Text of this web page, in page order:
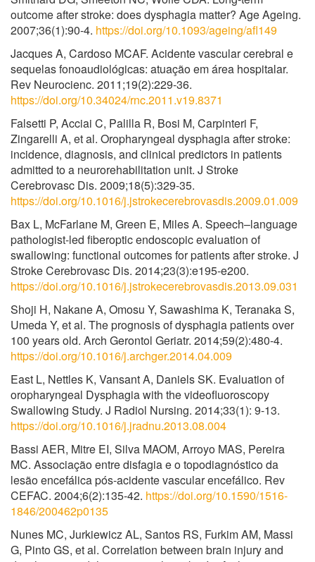
outcome after stroke: does dysphagia matter? Age Ageing.
2007;36(1):90-4. https://doi.org/10.1093/ageing/afl149
Jacques A, Cardoso MCAF. Acidente vascular cerebral e
sequelas fonoaudiológicas: atuação em área hospitalar.
Rev Neurocienc. 2011;19(2):229-36.
https://doi.org/10.34024/rnc.2011.v19.8371
Falsetti P, Acciai C, Palilla R, Bosi M, Carpinteri F,
Zingarelli A, et al. Oropharyngeal dysphagia after stroke:
incidence, diagnosis, and clinical predictors in patients
admitted to a neurorehabilitation unit. J Stroke
Cerebrovasc Dis. 2009;18(5):329-35.
https://doi.org/10.1016/j.jstrokecerebrovasdis.2009.01.009
Bax L, McFarlane M, Green E, Miles A. Speech–language
pathologist-led fiberoptic endoscopic evaluation of
swallowing: functional outcomes for patients after stroke. J
Stroke Cerebrovasc Dis. 2014;23(3):e195-e200.
https://doi.org/10.1016/j.jstrokecerebrovasdis.2013.09.031
Shoji H, Nakane A, Omosu Y, Sawashima K, Teranaka S,
Umeda Y, et al. The prognosis of dysphagia patients over
100 years old. Arch Gerontol Geriatr. 2014;59(2):480-4.
https://doi.org/10.1016/j.archger.2014.04.009
East L, Nettles K, Vansant A, Daniels SK. Evaluation of
oropharyngeal Dysphagia with the videofluoroscopy
Swallowing Study. J Radiol Nursing. 2014;33(1): 9-13.
https://doi.org/10.1016/j.jradnu.2013.08.004
Bassi AER, Mitre EI, Silva MAOM, Arroyo MAS, Pereira
MC. Associação entre disfagia e o topodiagnóstico da
lesão encefálica pós-acidente vascular encefálico. Rev
CEFAC. 2004;6(2):135-42. https://doi.org/10.1590/1516-
1846/200462p0135
Nunes MC, Jurkiewicz AL, Santos RS, Furkim AM, Massi
G, Pinto GS, et al. Correlation between brain injury and